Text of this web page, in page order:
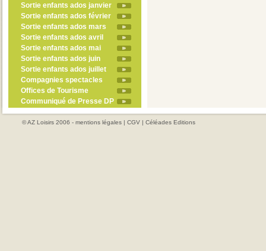
Sortie enfants ados janvier
Sortie enfants ados février
Sortie enfants ados mars
Sortie enfants ados avril
Sortie enfants ados mai
Sortie enfants ados juin
Sortie enfants ados juillet
Compagnies spectacles
Offices de Tourisme
Communiqué de Presse DP
© AZ Loisirs 2006 - mentions légales | CGV | Céléades Editions